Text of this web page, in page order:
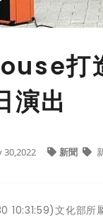
打
演出
30,2022 新聞
10:31:59)文化部